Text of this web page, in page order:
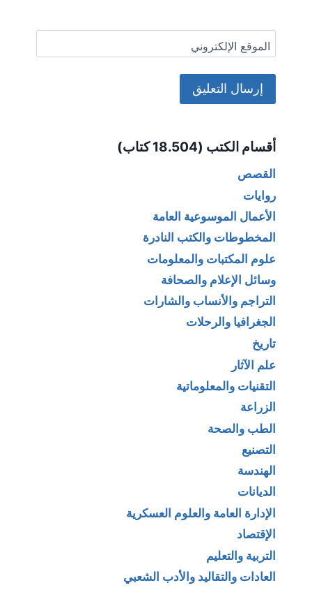
الموقع الإلكتروني
أقسام الكتب (18.504 كتاب)
القصص
روايات
الأعمال الموسوعية العامة
المخطوطات والكتب النادرة
علوم المكتبات والمعلومات
وسائل الإعلام والصحافة
التراجم والأنساب والشارات
الجغرافيا والرحلات
تاريخ
علم الآثار
التقنيات والمعلوماتية
الزراعة
الطب والصحة
التصنيع
الهندسة
الديانات
الإدارة العامة والعلوم العسكرية
الإقتصاد
التربية والتعليم
العادات والتقاليد والأدب الشعبي